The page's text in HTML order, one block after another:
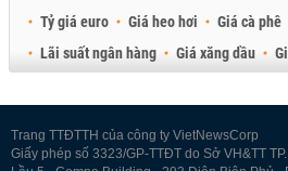
Tỷ giá euro
Giá heo hơi Giá cà phê
Lãi suất ngân hàng
Giá xăng dầu
Trang TTĐTTH của công ty VietNewsCorp
Giấy phép số 3323/GP-TTĐT do Sở VH&TT